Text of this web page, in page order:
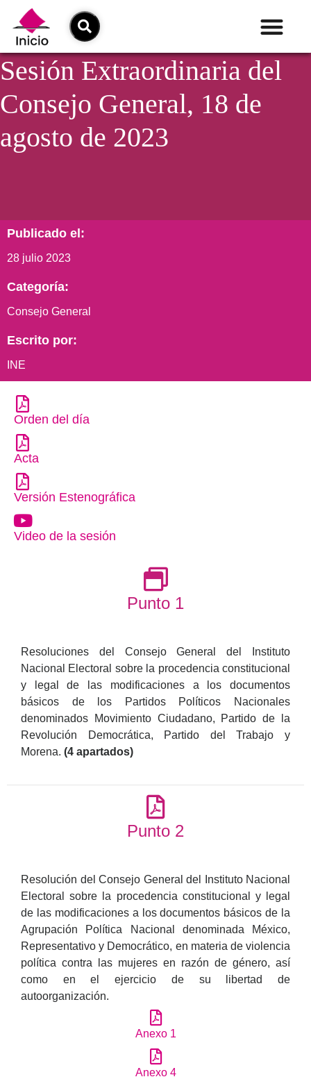
Sesión Extraordinaria del
Consejo General, 18 de
agosto de 2023
Publicado el:
28 julio 2023
Categoría:
Consejo General
Escrito por:
INE
Orden del día
Acta
Versión Estenográfica
Video de la sesión
Punto 1
Resoluciones del Consejo General del Instituto
Nacional Electoral sobre la procedencia constitucional
y legal de las modificaciones a los documentos
básicos de los Partidos Políticos Nacionales
denominados Movimiento Ciudadano, Partido de la
Revolución Democrática, Partido del Trabajo y
Morena. (4 apartados)
Punto 2
Resolución del Consejo General del Instituto Nacional
Electoral sobre la procedencia constitucional y legal
de las modificaciones a los documentos básicos de la
Agrupación Política Nacional denominada México,
Representativo y Democrático, en materia de violencia
política contra las mujeres en razón de género, así
como en el ejercicio de su libertad de
autoorganización.
Anexo 1
Anexo 4